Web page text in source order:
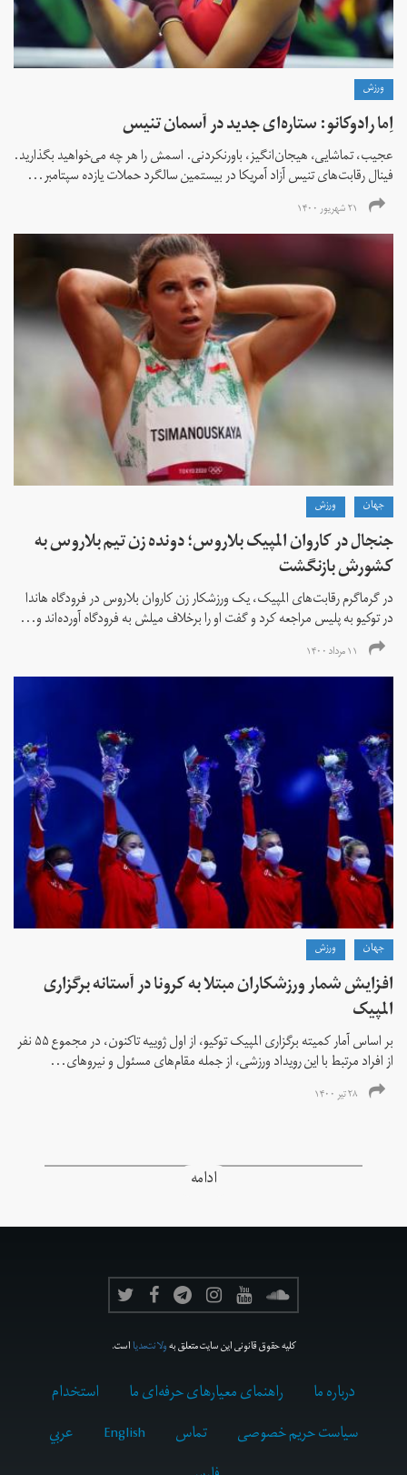
ورزش
اِما رادوکانو: ستاره‌ای جدید در آسمان تنیس
عجیب، تماشایی، هیجان‌انگیز، باورنکردنی. اسمش را هر چه می‌خواهید بگذارید.
فینال رقابت‌های تنیس آزاد آمریکا در بیستمین سالگرد حملات یازده سپتامبر...
۲۱ شهریور ۱۴۰۰
جهان ورزش
جنجال در کاروان المپیک بلاروس؛ دونده زن تیم بلاروس به
کشورش بازنگشت
در گرماگرم رقابت‌های المپیک، یک ورزشکار زن کاروان بلاروس در فرودگاه هاندا
در توکیو به پلیس مراجعه کرد و گفت او را برخلاف میلش به فرودگاه آورده‌اند و...
۱۱ مرداد ۱۴۰۰
جهان ورزش
افزایش شمار ورزشکاران مبتلا به کرونا در آستانه برگزاری
المپیک
بر اساس آمار کمیته برگزاری المپیک توکیو، از اول ژوییه تاکنون، در مجموع ۵۵ نفر
از افراد مرتبط با این رویداد ورزشی، از جمله مقام‌های مسئول و نیروهای...
۲۸ تیر ۱۴۰۰
ادامه
کلیه حقوق قانونی این سایت متعلق بهولانت‌مدیااست.
درباره ما راهنمای معیارهای حرفه‌ای ما
استخدام
سیاست حریم خصوصی
تماس English
عربي